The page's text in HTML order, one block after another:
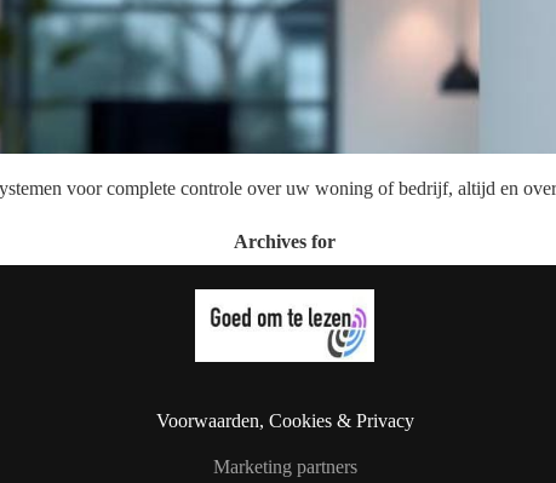
voor complete controle over uw woning of bedrijf, altijd en
Archives for
Voorwaarden, Cookies & Privacy
Marketing partners